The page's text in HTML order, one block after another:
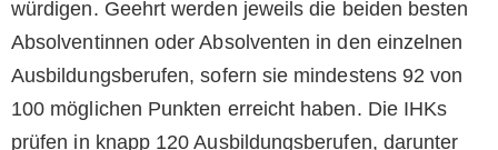
würdigen. Geehrt werden jeweils die beiden besten
Absolventinnen oder Absolventen in den einzelnen
Ausbildungsberufen, sofern sie mindestens 92 von
100 möglichen Punkten erreicht haben. Die IHKs
prüfen in knapp 120 Ausbildungsberufen, darunter